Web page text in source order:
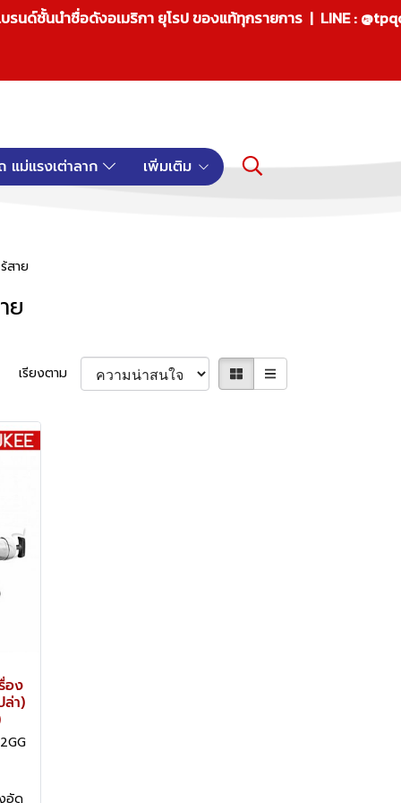
นด์ชั้นนำชื่อดังอเมริกา ยุโรป ของแท้ทุกรายการ | LINE :
แม่แรงเต่าลาก เพิ่มเติม
สาย
ย
เรียงตาม
อง
ล่า)
อัด